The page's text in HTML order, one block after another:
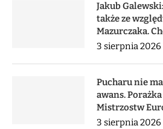
Jakub
także ze
Mazurczaka.
3 sierpnia 2026
Pucharu nie
awans.
Mistrzostw
3 sierpnia 2026